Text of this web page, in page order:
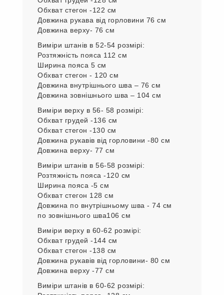
Обхват стегон - 112 см
Довжина внутрішнього шва – 74 см
По зовнішньому шву -
103 см
Виміри верху в 52 - 54 розмірі:
Обхват грудей -128 см
Обхват стегон -122 см
Довжина рукава від горловини 76 см
Довжина верху- 76 см
Розтяжність пояса 112 см
Ширина пояса 5 см
Обхват стегон - 120 см
Довжина внутрішнього шва – 76 см
Довжина зовнішнього шва – 104 см
Виміри верху в 56- 58 розмірі:
Обхват грудей -136 см
Обхват стегон -130 см
Довжина рукавів від горловини -80 см
Довжина верху- 77 см
Розтяжність пояса -120 см
Ширина пояса -5 см
Обхват стегон 128 см
Довжина по внутрішньому шва - 74 см
по зовнішнього шва106 см
Виміри верху в 60-62 розмірі: